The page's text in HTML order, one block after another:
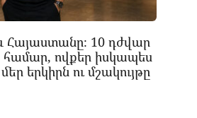
Հայաստանը։ 10 դժվար
համար, ովքեր իսկապես
երկիրն ու մշակույթը